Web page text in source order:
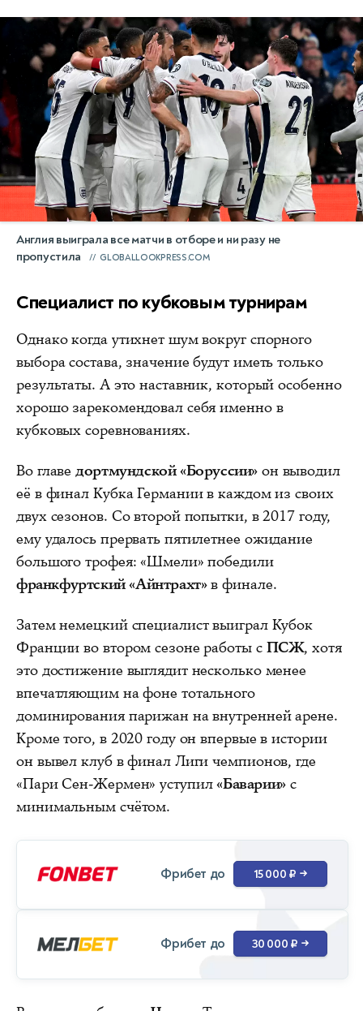
Англия выиграла все матчи в отборе и ни разу не
пропустила
GLOBALLOOKPRESS.COM
Специалист по кубковым турнирам
Однако когда утихнет шум вокруг спорного
выбора состава, значение будут иметь только
результаты. А это наставник, который особенно
хорошо зарекомендовал себя именно в
кубковых соревнованиях.
Во главедортмундской «Боруссии»он выводил
её в финал Кубка Германии в каждом из своих
двух сезонов. Со второй попытки, в 2017 году,
ему удалось прервать пятилетнее ожидание
большого трофея: «Шмели» победили
франкфуртский «Айнтрахт»в финале.
Затем немецкий специалист выиграл Кубок
Франции во втором сезоне работы с ПСЖ, хотя
это достижение выглядит несколько менее
впечатляющим на фоне тотального
доминирования парижан на внутренней арене.
Кроме того, в 2020 году он впервые в истории
он вывел клуб в финал Лиги чемпионов, где
«Пари Сен-Жермен» уступил«Баварии»с
минимальным счётом.
Фрибет до 15 000 ₽ →
Фрибет до 30 000 ₽ →